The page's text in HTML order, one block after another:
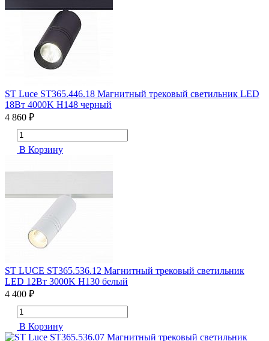
ST Luce ST365.446.18 Магнитный трековый светильник LED
18Вт 4000K H148 черный
4 860 ₽
В Корзину
ST LUCE ST365.536.12 Магнитный трековый светильник
LED 12Вт 3000K H130 белый
4 400 ₽
В Корзину